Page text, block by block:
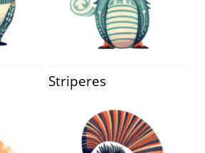
Striperes